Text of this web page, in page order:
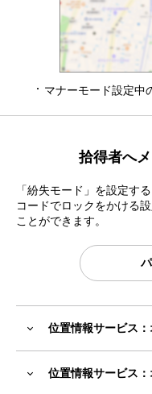
マナーモード設定中
拾得者へ
「紛失モード」を設定す
コードでロックをかける
ことができます。
位置情報サービス
位置情報サービス